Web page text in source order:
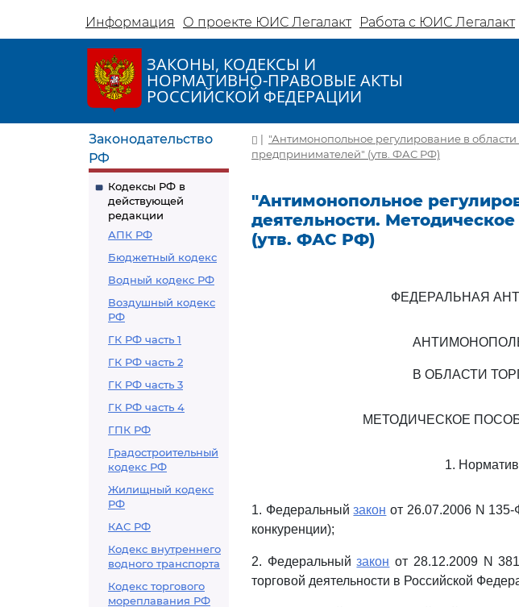
Информация О проекте ЮИС Легалакт Работа с ЮИС Легалакт
ЗАКОНЫ, КОДЕКСЫ И
НОРМАТИВНО-ПРАВОВЫЕ АКТЫ
РОССИЙСКОЙ ФЕДЕРАЦИИ
Законодательство
РФ
Кодексы РФ в
действующей
редакции
АПК РФ
Бюджетный кодекс
Водный кодекс РФ
Воздушный кодекс
РФ
ГК РФ часть 1
ГК РФ часть 2
ГК РФ часть 3
ГК РФ часть 4
ГПК РФ
Градостроительный
кодекс РФ
Жилищный кодекс
РФ
КАС РФ
Кодекс внутреннего
водного транспорта
Кодекс торгового
мореплавания РФ
| "Антимонопольное регулирование в
предпринимателей" (утв. ФАС РФ)
"Антимонопольное
деятельности.
(утв. ФАС РФ)
ФЕДЕРАЛЬНАЯ
В ОБЛАСТИ
МЕТОДИЧЕСКОЕ
1.
1. Федеральныйзакон от 26.07.2006 N
конкуренции);
2. Федеральныйзакон от 28.12.2009 N
торговой деятельности в Российской